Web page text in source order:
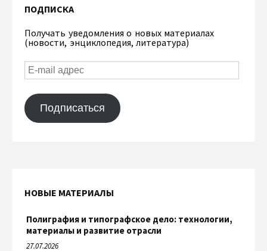
ПОДПИСКА
Получать уведомления о новых материалах
(новости, энциклопедия, литература)
Подписаться
НОВЫЕ МАТЕРИАЛЫ
Полиграфия и типографское дело: технологии,
материалы и развитие отрасли
27.07.2026